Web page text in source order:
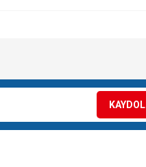
KAYDOL